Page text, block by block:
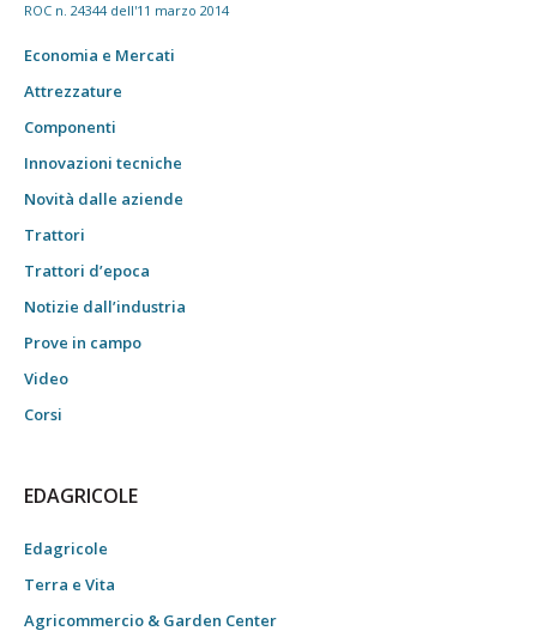
ROC n. 24344 dell'11 marzo 2014
Economia e Mercati
Attrezzature
Componenti
Innovazioni tecniche
Novità dalle aziende
Trattori
Trattori d’epoca
Notizie dall’industria
Prove in campo
Video
Corsi
EDAGRICOLE
Edagricole
Terra e Vita
Agricommercio & Garden Center